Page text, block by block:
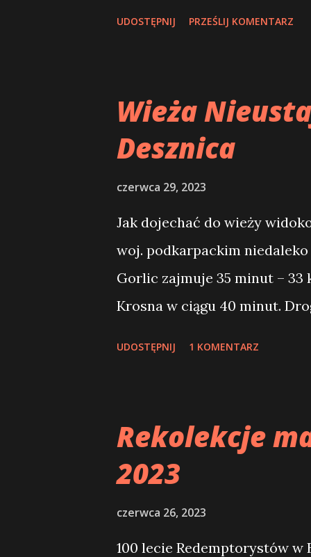
Facebooku . Zapraszamy do
przybywa duża liczba
rekolekcje w drodze cieszą
lipca 2023 roku mieszkańcy
do sanktuarium Matki Bożej
UDOSTĘPNIJ PRZEŚLIJ KOMENTARZ
Wieża
Desznica
czerwca 29, 2023
Jak dojechać do wieży
woj. podkarpackim
Gorlic zajmuje 35 minut – 33
Krosna w ciągu 40 minut.
UDOSTĘPNIJ 1 KOMENTARZ
Rekolekcje
2023
czerwca 26, 2023
100 lecie Redemptorystów w